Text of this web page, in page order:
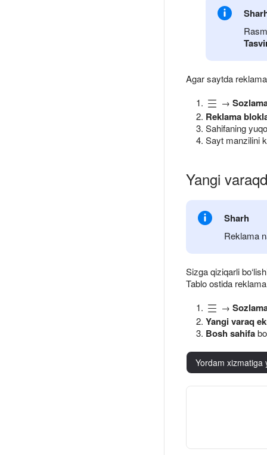
Agar saytda
→
Reklama
Sahifaning
Sayt manzilini
Yangi
Sharh
Reklama
Sizga qiziqarli
Tablo ostida
→
Yangi varaq
Bosh sahifa
Yordam xizmatiga